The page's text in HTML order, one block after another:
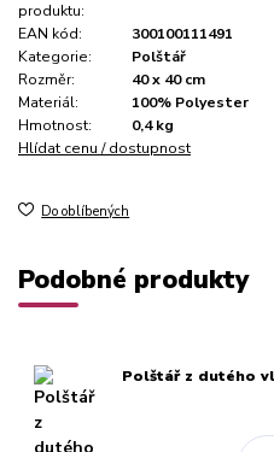
produktu:
EAN kód:
300100111491
Kategorie:
Polštář
Rozměr:
40 x 40 cm
Materiál:
100% Polyester
Hmotnost:
0,4 kg
Hlídat cenu / dostupnost
Do oblíbených
Podobné produkty
Polštář z dutého